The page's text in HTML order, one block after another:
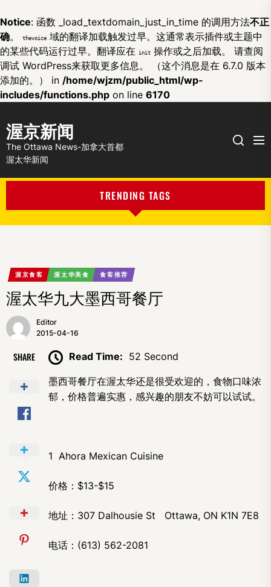
Notice: 函数 _load_textdomain_just_in_time 的调用方法不正
确。 thevoice 域的翻译加载触发过早。这通常表示插件或主题中
的某些代码运行过早。翻译应在
init 操作或之后加载。 请查阅
调试 WordPress来获取更多信息。 （这个消息是在 6.7.0 版本
添加的。） in /home/wjzm/public_html/wp-
includes/functions.php on line 6170
渥京新闻
The Ottawa News-加拿大首都
渥太华新闻
Search
TRENDING TAGS
渥京食客 渥太华美食 食客推荐
渥太华九大墨西哥餐厅
Editor
2015-04-16
SHARE Read Time: 52 Second
墨西哥餐厅在渥太华还是很受欢迎的，食物口味浓
郁，价格普遍实惠，感兴趣的朋友不妨可以试试。
1 Ahora Mexican Cuisine
价格：$13-$15
地址：307 Dalhousie St Ottawa, ON K1N 7E8
电话：(613) 562-2081